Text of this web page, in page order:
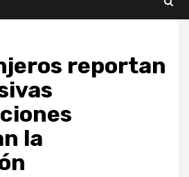
reportan
la